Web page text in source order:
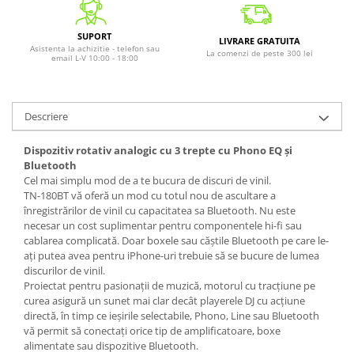
SUPORT
Asistenta la achizitie - telefon sau
email L-V 10:00 - 18:00
LIVRARE GRATUITA
La comenzi de peste 300 lei
Descriere
Dispozitiv rotativ analogic cu 3 trepte cu Phono EQ și
Bluetooth
Cel mai simplu mod de a te bucura de discuri de vinil.
TN-180BT vă oferă un mod cu totul nou de ascultare a
înregistrărilor de vinil cu capacitatea sa Bluetooth. Nu este
necesar un cost suplimentar pentru componentele hi-fi sau
cablarea complicată. Doar boxele sau căștile Bluetooth pe care le-
ați putea avea pentru iPhone-uri trebuie să se bucure de lumea
discurilor de vinil.
Proiectat pentru pasionații de muzică, motorul cu tracțiune pe
curea asigură un sunet mai clar decât playerele DJ cu acțiune
directă, în timp ce ieșirile selectabile, Phono, Line sau Bluetooth
vă permit să conectați orice tip de amplificatoare, boxe
alimentate sau dispozitive Bluetooth.